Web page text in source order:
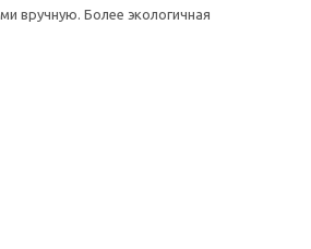
вручную. Более экологичная